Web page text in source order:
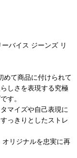
バイス ジーンズ リ
めて商品に付けられて
しさを表現する究極
す。
マイズや自己表現に
っきりとしたストレ
オリジナルを忠実に再